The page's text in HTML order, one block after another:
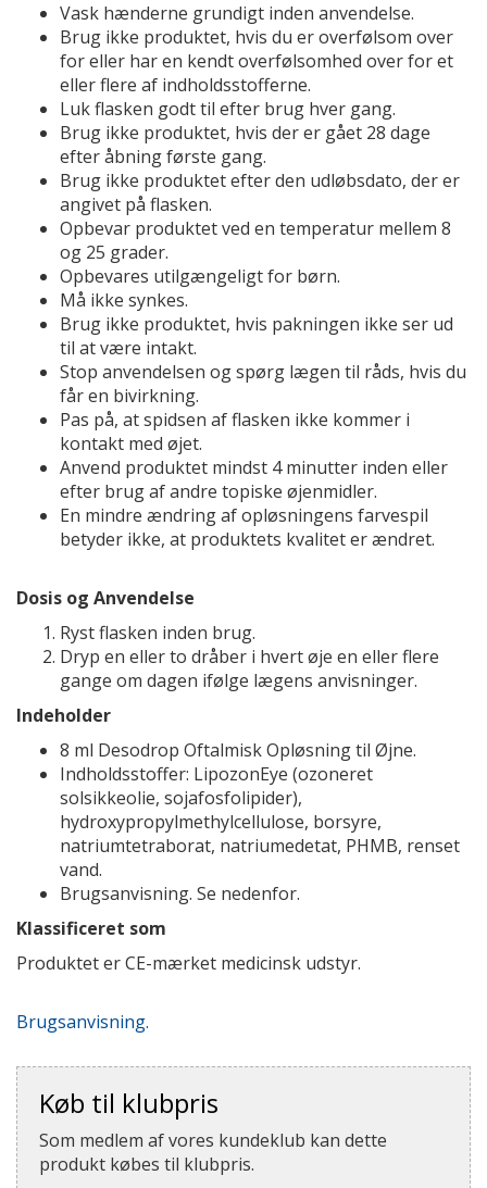
Vask hænderne grundigt inden anvendelse.
Brug ikke produktet, hvis du er overfølsom over
for eller har en kendt overfølsomhed over for et
eller flere af indholdsstofferne.
Luk flasken godt til efter brug hver gang.
Brug ikke produktet, hvis der er gået 28 dage
efter åbning første gang.
Brug ikke produktet efter den udløbsdato, der er
angivet på flasken.
Opbevar produktet ved en temperatur mellem 8
og 25 grader.
Opbevares utilgængeligt for børn.
Må ikke synkes.
Brug ikke produktet, hvis pakningen ikke ser ud
til at være intakt.
Stop anvendelsen og spørg lægen til råds, hvis du
får en bivirkning.
Pas på, at spidsen af flasken ikke kommer i
kontakt med øjet.
Anvend produktet mindst 4 minutter inden eller
efter brug af andre topiske øjenmidler.
En mindre ændring af opløsningens farvespil
betyder ikke, at produktets kvalitet er ændret.
Dosis og Anvendelse
Ryst flasken inden brug.
Dryp en eller to dråber i hvert øje en eller flere
gange om dagen ifølge lægens anvisninger.
Indeholder
8 ml Desodrop Oftalmisk Opløsning til Øjne.
Indholdsstoffer: LipozonEye (ozoneret
solsikkeolie, sojafosfolipider),
hydroxypropylmethylcellulose, borsyre,
natriumtetraborat, natriumedetat, PHMB, renset
vand.
Brugsanvisning. Se nedenfor.
Klassificeret som
Produktet er CE-mærket medicinsk udstyr.
Brugsanvisning.
Køb til klubpris
Som medlem af vores kundeklub kan dette
produkt købes til klubpris.